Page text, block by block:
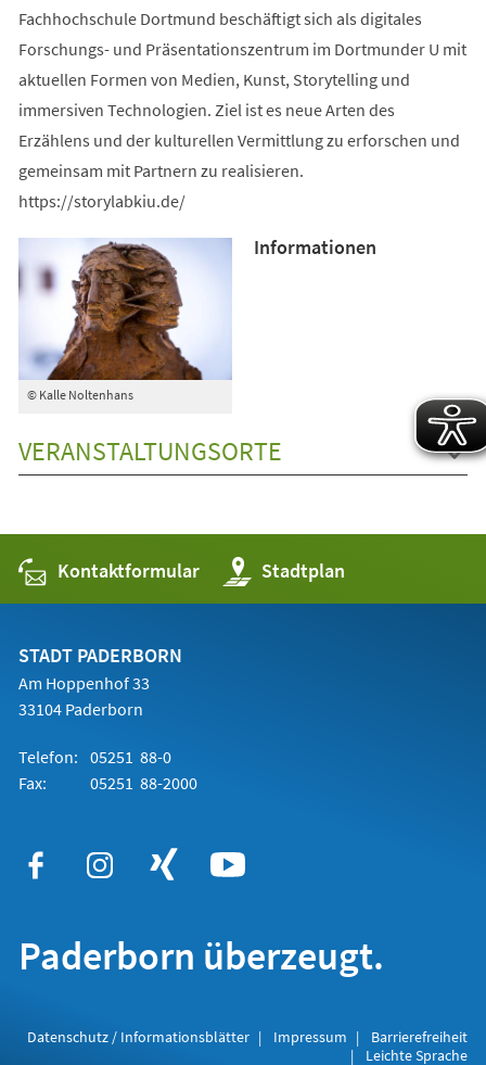
Fachhochschule Dortmund beschäftigt sich als digitales
Forschungs- und Präsentationszentrum im Dortmunder U mit
aktuellen Formen von Medien, Kunst, Storytelling und
immersiven Technologien. Ziel ist es neue Arten des
Erzählens und der kulturellen Vermittlung zu erforschen und
gemeinsam mit Partnern zu realisieren.
https://storylabkiu.de/
© Kalle Noltenhans
Informationen
VERANSTALTUNGSORTE
Kontaktformular Stadtplan
(Öffnet
in
einem
STADT PADERBORN
Am Hoppenhof 33
33104 Paderborn
Telefon: 05251 88-0
Fax:
05251 88-2000
Paderborn überzeugt.
Datenschutz / Informationsblätter Impressum
Barrierefreiheit
Leichte Sprache